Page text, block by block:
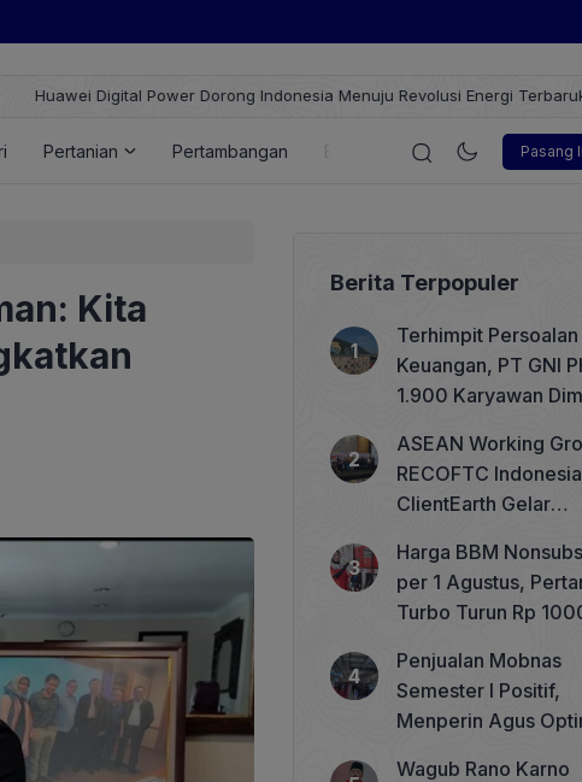
Dorong Indonesia Menuju Revolusi Energi Terbarukan dengan Solusi
Pasang
Pertanian Pertambangan Energi Korporasi
Kita
Berita Terpopuler
Terhimpit Persoalan
Keuangan, PT GNI
1.900 Karyawan
ASEAN Working
RECOFTC
ClientEarth Gelar
Memperkuat Tata
Perhutanan Sosial
Harga BBM
per 1 Agustus,
Turbo Turun Rp
Penjualan Mobnas
Semester I Positif,
Menperin Agus
Wagub Rano Karno